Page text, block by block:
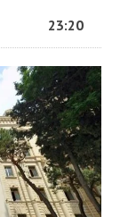
23:20